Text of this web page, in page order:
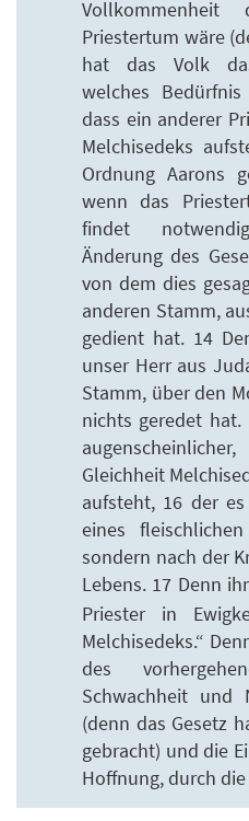
Priestertum wäre
hat das Volk
welches
dass ein anderer
Melchisedeks
Ordnung Aarons
wenn das
findet
Änderung des
von dem dies
anderen Stamm,
gedient hat. 14
unser Herr aus
Stamm, über den
nichts geredet
Gleichheit
aufsteht, 16 der
eines
sondern nach der
Lebens. 17 Denn
Priester in
Melchisedeks.“
des
Schwachheit und
(denn das Gesetz
gebracht) und die
Hoffnung, durch